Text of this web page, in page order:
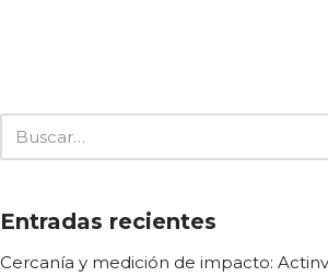
Entradas recientes
Cercanía y medición de impacto: